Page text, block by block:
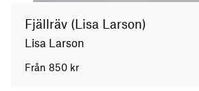
Fjällräv (Lisa Larson)
Lisa Larson
Från 850 kr